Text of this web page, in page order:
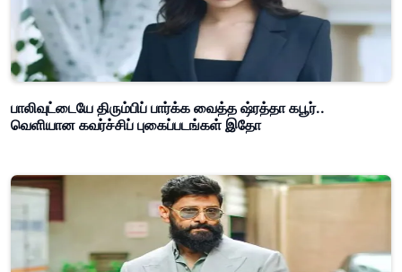
பாலிவுட்டையே திரும்பிப் பார்க்க வைத்த ஷ்ரத்தா கபூர்..
வெளியான கவர்ச்சிப் புகைப்படங்கள் இதோ